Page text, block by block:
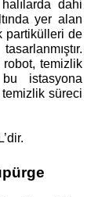
dahi
yer alan
partikülleri de
temizlik
istasyona
temizlik süreci